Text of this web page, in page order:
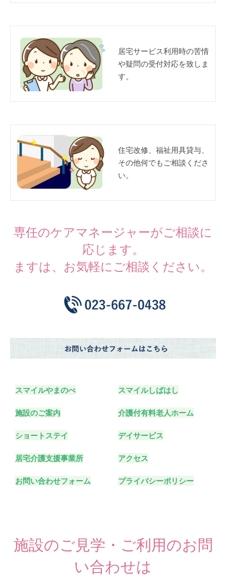
居宅サービス利用時の苦情
や疑問の受付対応を致しま
す。
住宅改修、福祉用具貸与、
その他何でもご相談くださ
い。
専任のケアマネージャーがご相談に
応じます。
ますは、お気軽にご相談ください。
スマイルやまのべ スマイルしばはし
施設のご案内 介護付有料老人ホーム
ショートステイ デイサービス
居宅介護支援事業所 アクセス
お問い合わせフォーム プライバシーポリシー
施設のご見学・ご利用のお問
い合わせは